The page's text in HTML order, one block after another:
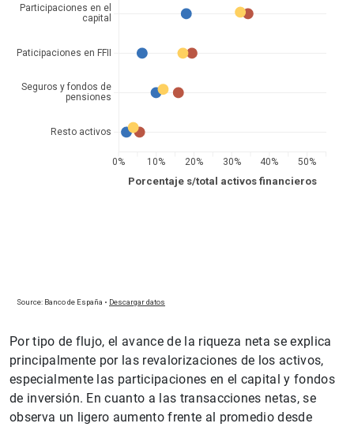
Por tipo de flujo, el avance de la riqueza neta se explica
principalmente por las revalorizaciones de los activos,
especialmente las participaciones en el capital y fondos
de inversión. En cuanto a las transacciones netas, se
observa un ligero aumento frente al promedio desde